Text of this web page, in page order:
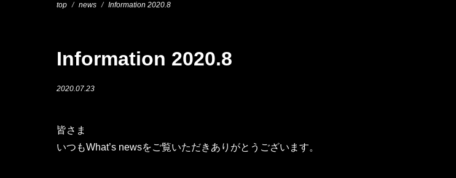
top news Information 2020.8
Information 2020.8
2020.07.23
皆さま
いつもWhat’s newsをご覧いただきありがとうございます。